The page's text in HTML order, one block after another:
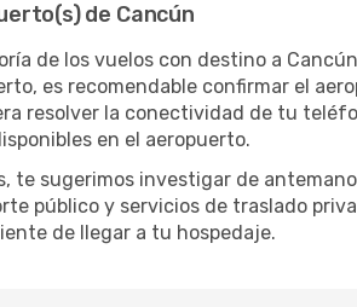
de Cancún
de los vuelos con destino a
es recomendable confirmar el
resolver la conectividad de tu
en el aeropuerto.
te sugerimos investigar de
público y servicios de traslado
de llegar a tu hospedaje.